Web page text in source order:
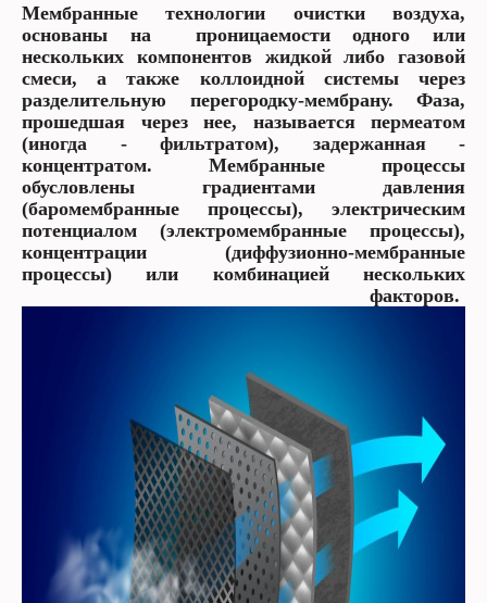
Мембранные технологии очистки воздуха,
основаны на проницаемости одного или
нескольких компонентов жидкой либо газовой
смеси, а также коллоидной системы через
разделительную перегородку-мембрану. Фаза,
прошедшая через нее, называется пермеатом
(иногда - фильтратом), задержанная -
концентратом. Мембранные процессы
обусловлены градиентами давления
(баромембранные процессы), электрическим
потенциалом (электромембранные процессы),
концентрации (диффузионно-мембранные
процессы) или комбинацией нескольких
факторов.